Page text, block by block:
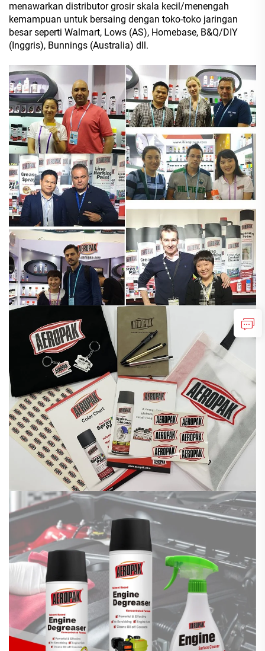
menawarkan distributor grosir skala kecil/menengah
kemampuan untuk bersaing dengan toko-toko jaringan
besar seperti Walmart, Lows (AS), Homebase, B&Q/DIY
(Inggris), Bunnings (Australia) dll.